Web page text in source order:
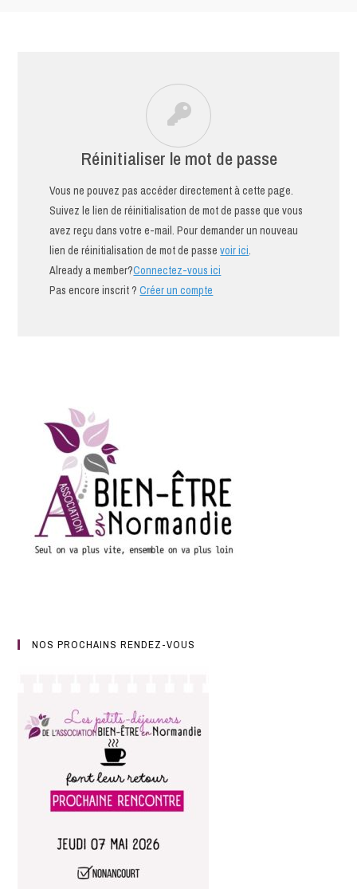
Réinitialiser le mot de passe
Vous ne pouvez pas accéder directement à cette page.
Suivez le lien de réinitialisation de mot de passe que vous
avez reçu dans votre e-mail. Pour demander un nouveau
lien de réinitialisation de mot de passevoir ici.
Already a member?Connectez-vous ici
Pas encore inscrit ?Créer un compte
NOS PROCHAINS RENDEZ-VOUS